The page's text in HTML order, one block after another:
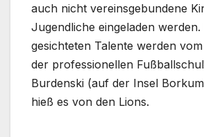
auch nicht vereinsgebundene
Jugendliche eingeladen werden.
gesichteten Talente werden
der professionellen
Burdenski (auf der Insel
hieß es von den Lions.